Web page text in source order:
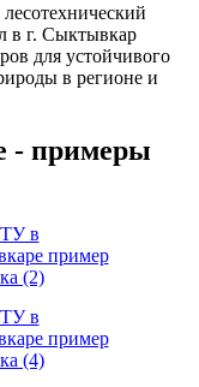
в г. Сыктывкар
для устойчивого
в регионе и
- примеры
в
пример
(2)
в
пример
(4)